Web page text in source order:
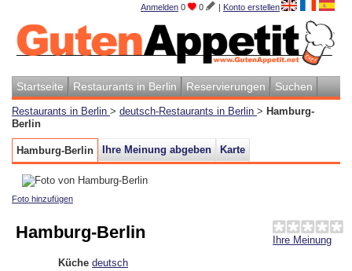
Anmelden 0 0 | Konto erstellen
Startseite Restaurants in Berlin Reservierungen Suchen
Restaurants in Berlin > deutsch-Restaurants in Berlin > Hamburg-
Berlin
Hamburg-Berlin Ihre Meinung abgeben Karte
Foto hinzufügen
Ihre Meinung
Hamburg-Berlin
Küche deutsch